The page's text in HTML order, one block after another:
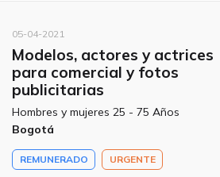
05-04-2021
Modelos, actores y actrices
para comercial y fotos
publicitarias
Hombres y mujeres 25 - 75 Años
Bogotá
REMUNERADO URGENTE